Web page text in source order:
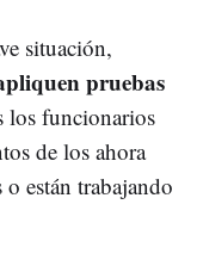
situación,
pruebas
los funcionarios
de los ahora
están trabajando